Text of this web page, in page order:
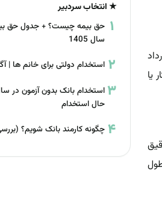
یا
★ انتخاب سردبیر
حق بیمه چیست؟ + جدول حق
سال 1405
استخدام دولتی برای خانم ها |
حال استخدام
چگونه کارمند بانک شویم؟